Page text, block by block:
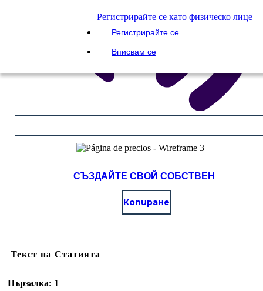
Регистрирайте се като физическо лице
Регистрирайте се
Вписвам се
СЪЗДАЙТЕ СВОЙ СОБСТВЕН
Копиране
Текст на Статията
Пързалка: 1